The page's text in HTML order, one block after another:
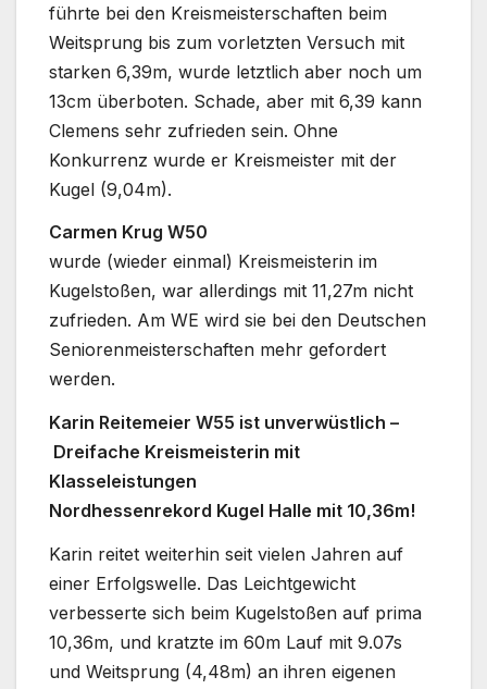
führte bei den Kreismeisterschaften beim
Weitsprung bis zum vorletzten Versuch mit
starken 6,39m, wurde letztlich aber noch um
13cm überboten. Schade, aber mit 6,39 kann
Clemens sehr zufrieden sein. Ohne
Konkurrenz wurde er Kreismeister mit der
Kugel (9,04m).
Carmen Krug W50
wurde (wieder einmal) Kreismeisterin im
Kugelstoßen, war allerdings mit 11,27m nicht
zufrieden. Am WE wird sie bei den Deutschen
Seniorenmeisterschaften mehr gefordert
werden.
Karin Reitemeier W55 ist unverwüstlich –
Dreifache Kreismeisterin mit
Klasseleistungen
Nordhessenrekord Kugel Halle mit 10,36m!
Karin reitet weiterhin seit vielen Jahren auf
einer Erfolgswelle. Das Leichtgewicht
verbesserte sich beim Kugelstoßen auf prima
10,36m, und kratzte im 60m Lauf mit 9.07s
und Weitsprung (4,48m) an ihren eigenen